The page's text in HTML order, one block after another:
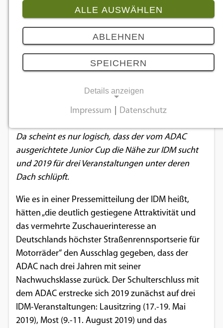
IDM 2019: ADAC kehrt mit dem Junior
Cup zurück
23.11.2018
Namhafte Straßenrennsportserien unter deutscher
Da scheint es nur logisch, dass der vom ADAC
ausgerichtete Junior Cup die Nähe zur IDM sucht
und 2019 für drei Veranstaltungen unter deren
Dach schlüpft.
Wie es in einer Pressemitteilung der IDM heißt,
hätten „die deutlich gestiegene Attraktivität und
das vermehrte Zuschauerinteresse an
Deutschlands höchster Straßenrennsportserie für
Motorräder“ den Ausschlag gegeben, dass der
ADAC nach drei Jahren mit seiner
Nachwuchsklasse zurück. Der Schulterschluss mit
dem ADAC erstrecke sich 2019 zunächst auf drei
IDM-Veranstaltungen: Lausitzring (17.-19. Mai
2019), Most (9.-11. August 2019) und das
ALLE AUSWÄHLEN
ABLEHNEN
SPEICHERN
Details anzeigen
Notwendige Cookies ermöglichen
grundlegende Funktionen und sind für die
einwandfreie Funktion der Website
erforderlich.
Einverständnis-Cookie
Name:
cookie_consent
Dieser Cookie speichert die ausgewählten
Einverständnis-Optionen des Benutzers
Cookie Laufzeit:
1 Jahr
Impressum Datenschutz